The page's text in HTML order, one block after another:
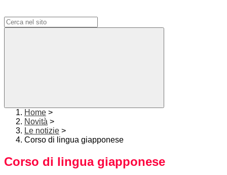
Home >
Novità >
Le notizie >
Corso di lingua giapponese
Corso di lingua giapponese